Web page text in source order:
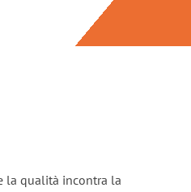
la qualità incontra la